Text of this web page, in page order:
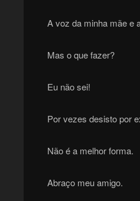
A voz da minha mãe e
Mas o que fazer?
Eu não sei!
Por vezes desisto por
Não é a melhor forma.
Abraço meu amigo.